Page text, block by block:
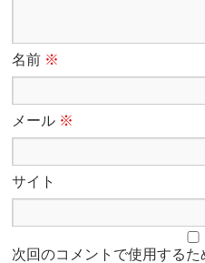
名前 ※
メール ※
サイト
次回のコメントで使用するた